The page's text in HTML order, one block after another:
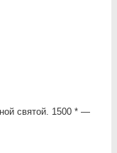
святой. 1500 * —